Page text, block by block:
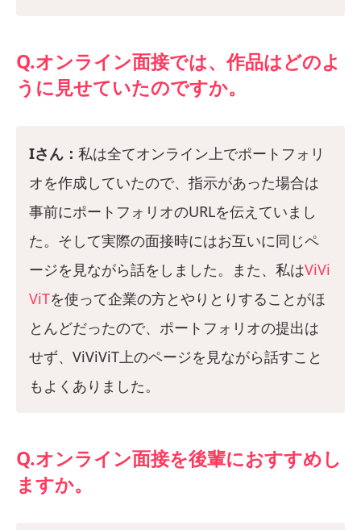
Q.オンライン面接では、作品はどのよ
うに見せていたのですか。
Iさん： 私は全てオンライン上でポートフォリ
オを作成していたので、指示があった場合は
事前にポートフォリオのURLを伝えていまし
た。そして実際の面接時にはお互いに同じペ
ージを見ながら話をしました。また、私はViVi
ViTを使って企業の方とやりとりすることがほ
とんどだったので、ポートフォリオの提出は
せず、ViViViT上のページを見ながら話すこと
もよくありました。
Q.オンライン面接を後輩におすすめし
ますか。